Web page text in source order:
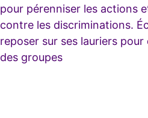
pour pérenniser les actions
contre les discriminations.
reposer sur ses lauriers
des groupes